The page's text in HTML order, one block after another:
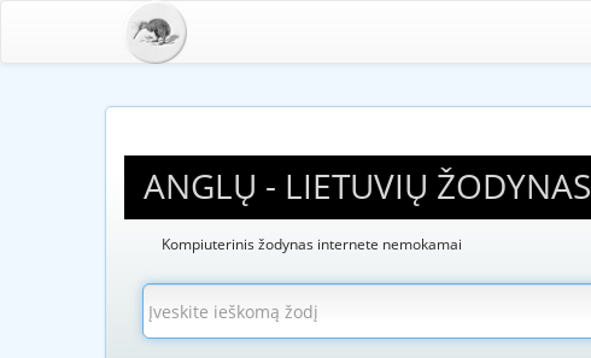
ANGLŲ - LIETUVIŲ ŽODYNAS
Kompiuterinis žodynas internete nemokamai